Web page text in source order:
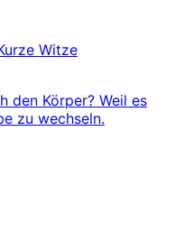
Witze
den Körper? Weil es
zu wechseln.